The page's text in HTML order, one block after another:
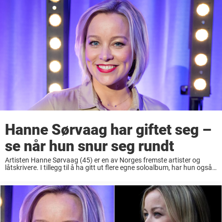
Hanne Sørvaag har giftet seg –
se når hun snur seg rundt
Artisten Hanne Sørvaag (45) er en av Norges fremste artister og
låtskrivere. I tillegg til å ha gitt ut flere egne soloalbum, har hun også